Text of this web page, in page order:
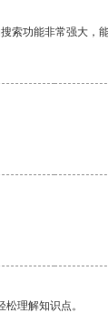
功能非常强大，
理解知识点。